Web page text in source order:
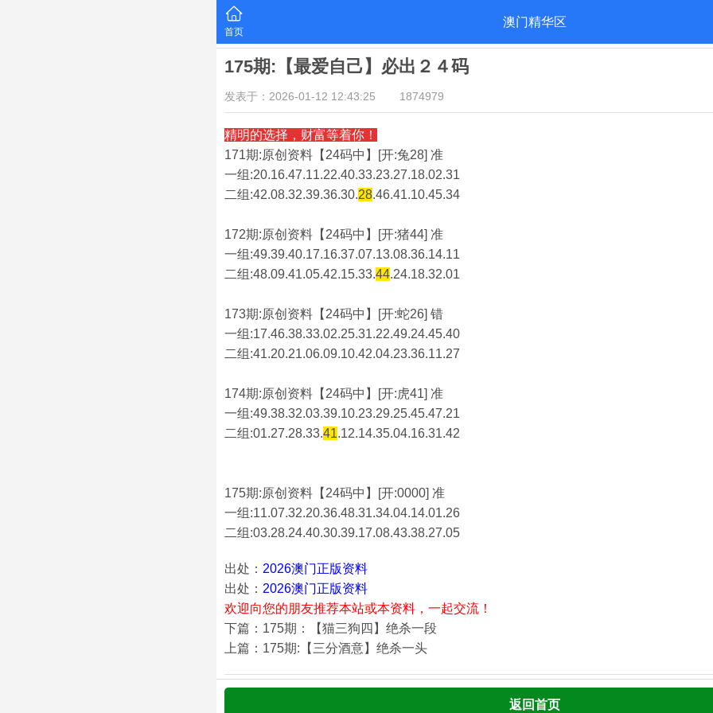
首页
澳门精华区
175期:【最爱自己】必出２４码
发表于：2026-01-12 12:43:25 1874979
精明的选择，财富等着你！
171期:原创资料【24码中】[开:兔28] 准
一组:20.16.47.11.22.40.33.23.27.18.02.31
二组:42.08.32.39.36.30.28.46.41.10.45.34
172期:原创资料【24码中】[开:猪44] 准
一组:49.39.40.17.16.37.07.13.08.36.14.11
二组:48.09.41.05.42.15.33.44.24.18.32.01
173期:原创资料【24码中】[开:蛇26] 错
一组:17.46.38.33.02.25.31.22.49.24.45.40
二组:41.20.21.06.09.10.42.04.23.36.11.27
174期:原创资料【24码中】[开:虎41] 准
一组:49.38.32.03.39.10.23.29.25.45.47.21
二组:01.27.28.33.41.12.14.35.04.16.31.42
175期:原创资料【24码中】[开:0000] 准
一组:11.07.32.20.36.48.31.34.04.14.01.26
二组:03.28.24.40.30.39.17.08.43.38.27.05
出处： 2026澳门正版资料
出处： 2026澳门正版资料
欢迎向您的朋友推荐本站或本资料，一起交流！
下篇：175期：【猫三狗四】绝杀一段
上篇：175期:【三分酒意】绝杀一头
返回首页